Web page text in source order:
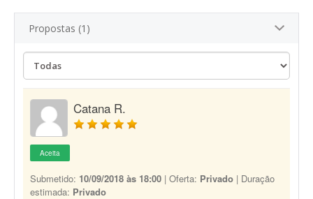
Propostas (1)
Catana R.
Aceita
Submetido: 10/09/2018 às 18:00 | Oferta: Privado | Duração
estimada: Privado